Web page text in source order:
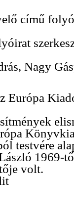
című
Nagy
Európa
testvére
1969-
volt.